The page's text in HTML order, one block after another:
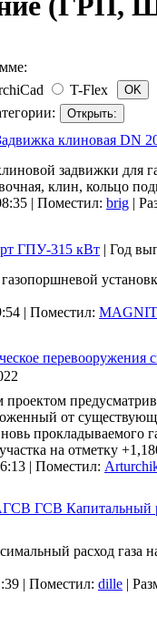
T-Flex
клиновая DN
задвижки для
клин, кольцо
| Поместил: brig |
ГПУ-315 кВт | Год
| Поместил:
перевооружения
от
прокладываемого
на отметку
| Поместил:
ГСВ Капитальный
расход газа
| Поместил: dille |